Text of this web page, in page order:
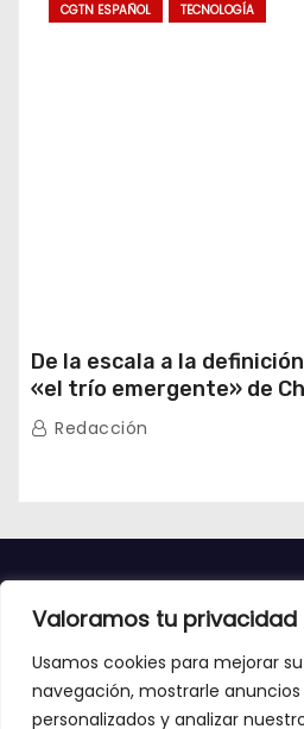
Valoramos tu privacidad
Usamos cookies para mejorar
navegación, mostrarle
personalizados y analizar
CGTN ESPAÑOL TECNOLOGÍA
De la escala a la
«el trío emergente» de
Redacción